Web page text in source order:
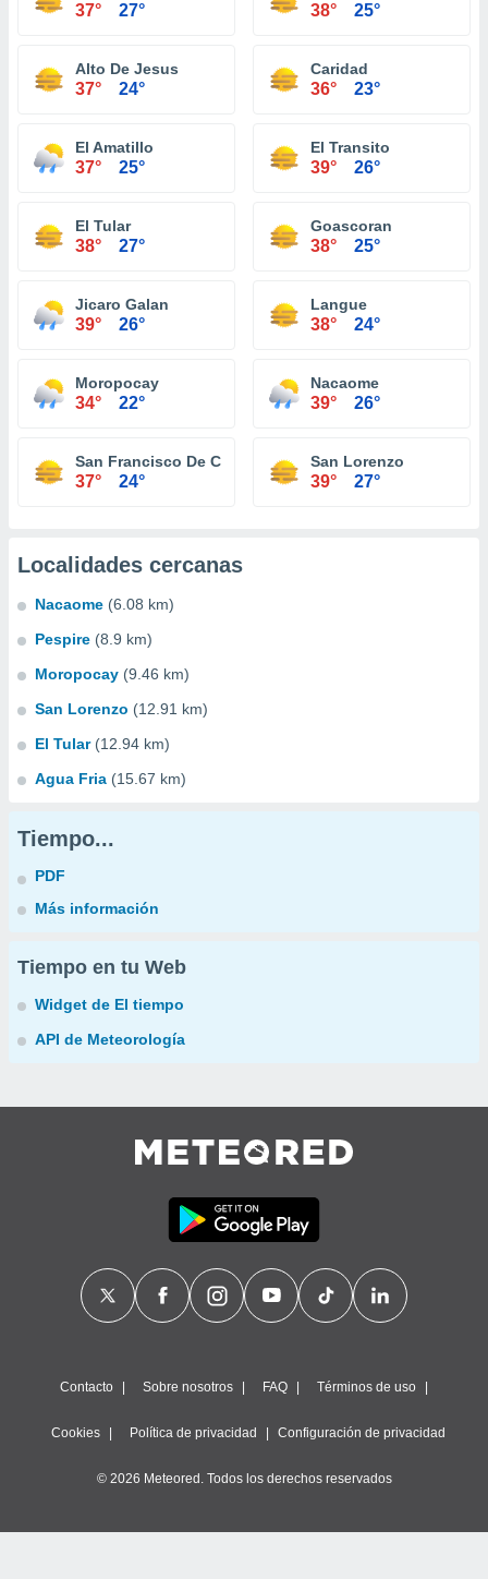
37° 27° 38° 25°
Alto De Jesus
37° 24°
Caridad
36° 23°
El Amatillo
37° 25°
El Transito
39° 26°
El Tular
38° 27°
Goascoran
38° 25°
Jicaro Galan
39° 26°
Langue
38° 24°
Moropocay
34° 22°
Nacaome
39° 26°
San Francisco De Coray
37° 24°
San Lorenzo
39° 27°
Localidades cercanas
Nacaome (6.08 km)
Pespire (8.9 km)
Moropocay (9.46 km)
San Lorenzo (12.91 km)
El Tular (12.94 km)
Agua Fria (15.67 km)
Tiempo...
PDF
Más información
Tiempo en tu Web
Widget de El tiempo
API de Meteorología
Contacto Sobre nosotros FAQ Términos de uso
Cookies Política de privacidad Configuración de privacidad
© 2026 Meteored. Todos los derechos reservados